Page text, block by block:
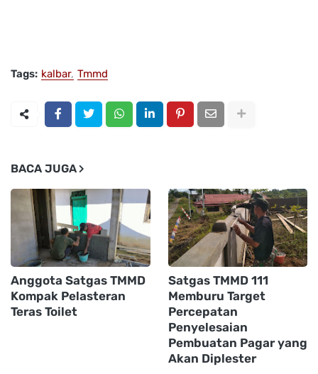
Tags: kalbar Tmmd
BACA JUGA
Anggota Satgas TMMD
Kompak Pelasteran
Teras Toilet
Satgas TMMD 111
Memburu Target
Percepatan
Penyelesaian
Pembuatan Pagar yang
Akan Diplester